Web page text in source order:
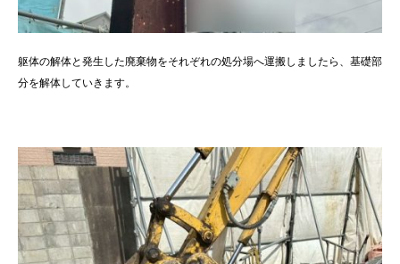
躯体の解体と発生した廃棄物をそれぞれの処分場へ運搬しましたら、基礎部
分を解体していきます。